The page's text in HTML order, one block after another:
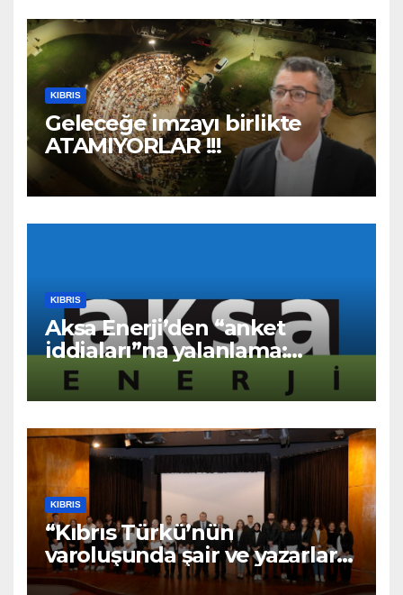
KIBRIS
Geleceğe imzayı birlikte
ATAMIYORLAR !!!
KIBRIS
Aksa Enerji’den “anket
iddiaları”na yalanlama:
“Asılsız ve mesnetsiz
haberler”
KIBRIS
“Kıbrıs Türkü’nün
varoluşunda şair ve yazarların
katkıları büyüktür” – BRTK